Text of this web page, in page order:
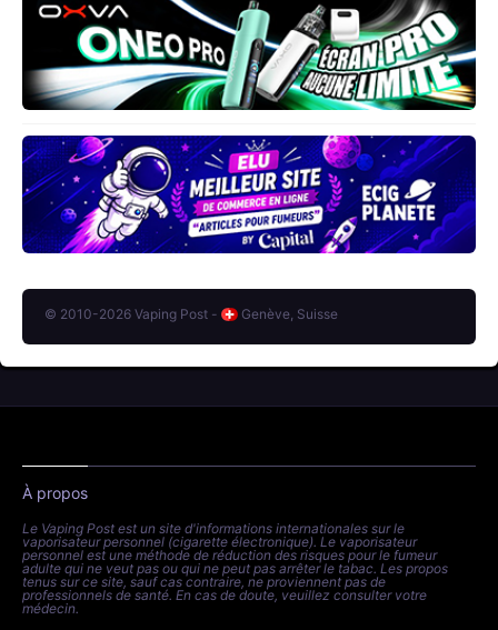
© 2010-2026 Vaping Post - Genève, Suisse
À propos
Le Vaping Post est un site d'informations internationales sur le
vaporisateur personnel (cigarette électronique). Le vaporisateur
personnel est une méthode de réduction des risques pour le fumeur
adulte qui ne veut pas ou qui ne peut pas arrêter le tabac. Les propos
tenus sur ce site, sauf cas contraire, ne proviennent pas de
professionnels de santé. En cas de doute, veuillez consulter votre
médecin.